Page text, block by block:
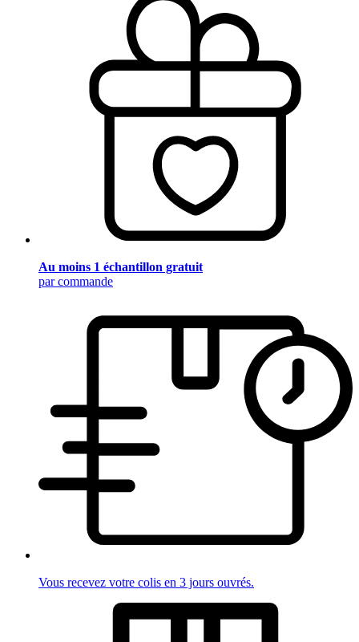
Au moins 1 échantillon gratuit
par commande
Vous recevez votre colis en 3 jours ouvrés.